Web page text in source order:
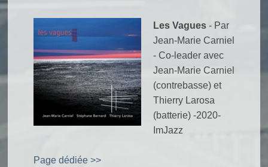
Les Vagues- Par
Jean-Marie Carniel
- Co-leader avec
Jean-Marie Carniel
(contrebasse) et
Thierry Larosa
(batterie) -2020-
ImJazz
Page dédiée >>